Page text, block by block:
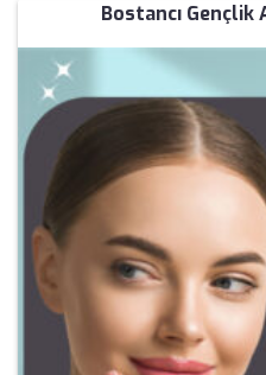
Bostancı Gençlik